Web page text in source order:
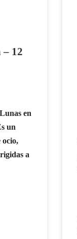
– 12
en
un
ocio,
a